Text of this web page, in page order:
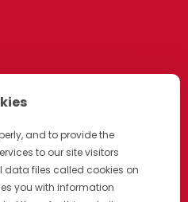
and to provide the
to our site visitors
data files called cookies on
you with information